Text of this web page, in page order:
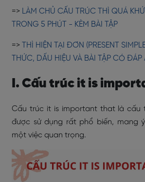
=> LÀM CHỦ CẤU TRÚC THÌ QUÁ
TRONG 5 PHÚT - KÈM BÀI TẬP
=>
THÌ HIỆN TẠI ĐƠN (PRESENT
THỨC, DẤU HIỆU VÀ BÀI TẬP CÓ ĐÁP
I. Cấu trúc it is
Cấu trúc it is important that là cấu
được sử dụng rất phổ biến, mang
một việc quan trọng.